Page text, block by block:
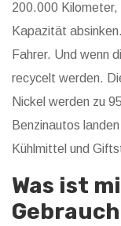
200.000 Kilometer,
Kapazität
Fahrer. Und wenn
recycelt werden.
Nickel werden zu
Benzinautos
Kühlmittel und
Was ist